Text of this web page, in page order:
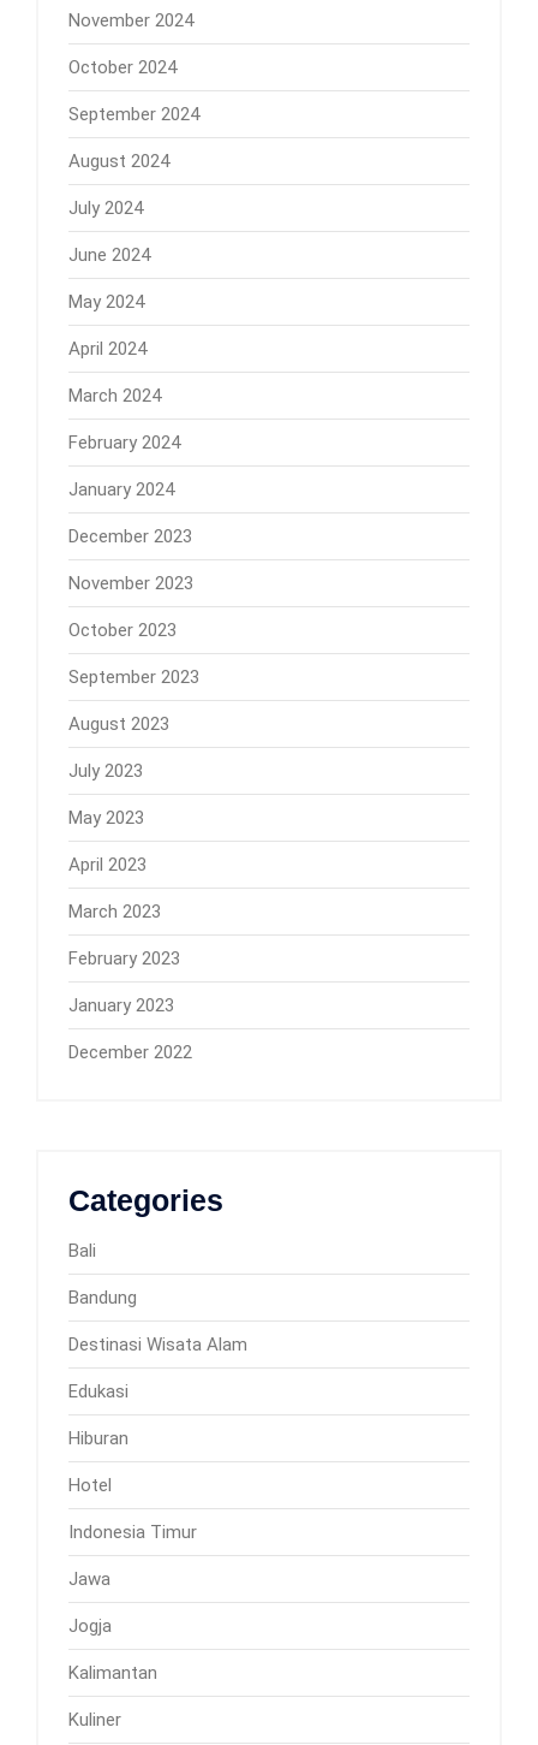
November 2024
October 2024
September 2024
August 2024
July 2024
June 2024
May 2024
April 2024
March 2024
February 2024
January 2024
December 2023
November 2023
October 2023
September 2023
August 2023
July 2023
May 2023
April 2023
March 2023
February 2023
January 2023
December 2022
Categories
Bali
Bandung
Destinasi Wisata Alam
Edukasi
Hiburan
Hotel
Indonesia Timur
Jawa
Jogja
Kalimantan
Kuliner